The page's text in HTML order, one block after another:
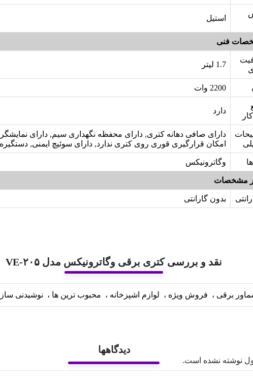
استیل
فنی
1.7 لیتر
2200 وات
دارد
دارای صافی دهانه کتری, دارای محفظه نگهداری سیم, دارای
امکان قرارگیری قوری روی کتری ندارد, دارای سوئیچ ایمنی,
وگاترونیکس
مشخصات
بدون گارانتی
نقد و بررسی کتری برقی وگاترونیکس مدل VE-۲۰۵
برقی ، فروش ویژه ، لوازم اشپزخانه ، محبوب ترین ها ، نوشیدنی
دیدگاهها
نوشته نشده است.